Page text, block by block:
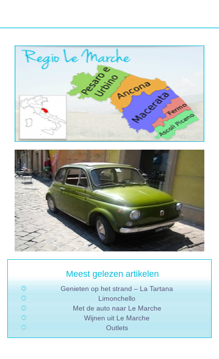
Meest gelezen artikelen
Genieten op het strand – La Tartana
Limonchello
Met de auto naar Le Marche
Wijnen uit Le Marche
Outlets